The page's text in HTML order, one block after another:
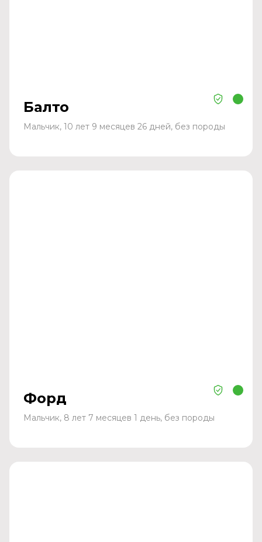
Балто
Мальчик, 10 лет 9 месяцев 26 дней, без породы
Форд
Мальчик, 8 лет 7 месяцев 1 день, без породы